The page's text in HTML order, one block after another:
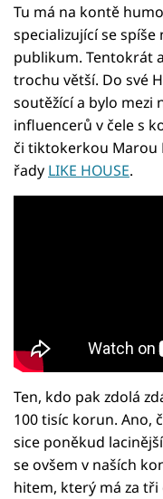
Tu má na kontě
specializující se
publikum. Tentokrát
trochu větší. Do své
soutěžící a bylo mezi
influencerů v čele s
či tiktokerkou Marou
řady LIKE HOUSE.
Ten, kdo pak zdolá
100 tisíc korun. Ano,
sice poněkud
se ovšem v naších
hitem, který má za